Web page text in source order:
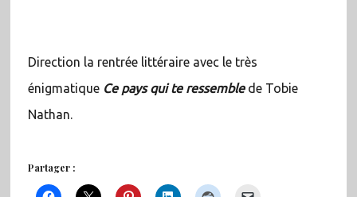
Direction la rentrée littéraire avec le très
énigmatique Ce pays qui te ressemblede Tobie
Nathan.
Partager :